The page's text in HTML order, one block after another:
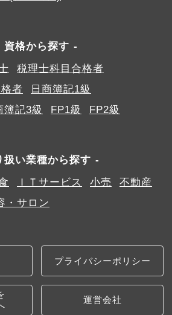
資格から探す
税理士科目合格者
者
日商簿記1級
簿記3級 FP1級 FP2級
扱い業種から探す
ＩＴサービス 小売
不動産
・サロン
プライバシーポリシー
運営会社